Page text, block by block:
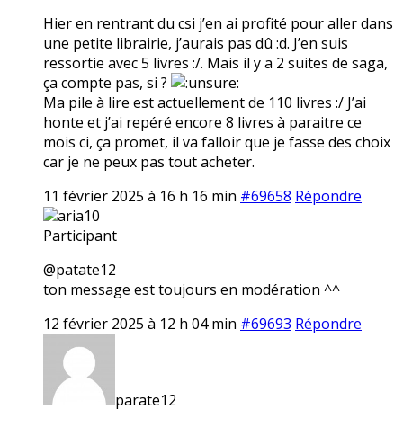
Hier en rentrant du csi j’en ai profité pour aller dans
une petite librairie, j’aurais pas dû :d. J’en suis
ressortie avec 5 livres :/. Mais il y a 2 suites de saga,
ça compte pas, si ?
Ma pile à lire est actuellement de 110 livres :/ J’ai
honte et j’ai repéré encore 8 livres à paraitre ce
mois ci, ça promet, il va falloir que je fasse des choix
car je ne peux pas tout acheter.
11 février 2025 à 16 h 16 min #69658 Répondre
aria10
Participant
@patate12
ton message est toujours en modération ^^
12 février 2025 à 12 h 04 min #69693 Répondre
parate12